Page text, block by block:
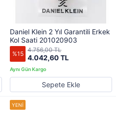
Daniel Klein 2 Yıl Garantili Erkek
Kol Saati 201020903
%15 4.042,60 TL
4.756,00 TL
Sepete Ekle